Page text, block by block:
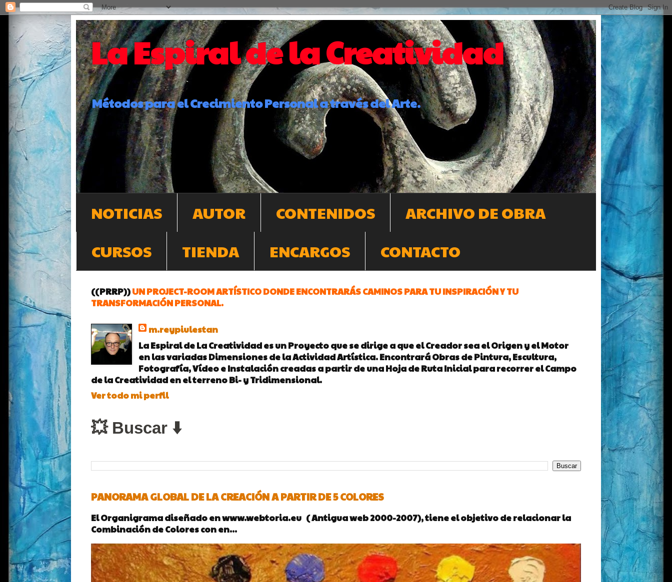
La Espiral de la Creatividad
Métodos para el Crecimiento Personal a través del Arte.
NOTICIAS AUTOR CONTENIDOS
ARCHIVO DE OBRA
CURSOS
TIENDA ENCARGOS CONTACTO
((PRRP))UN PROJECT-ROOM ARTÍSTICO DONDE ENCONTRARÁS CAMINOS PARA TU INSPIRACIÓN Y TU
TRANSFORMACIÓN PERSONAL.
m.reypiulestan
La Espiral de La Creatividad es un Proyecto que se dirige a que el Creador sea el Origen y el Motor
en las variadas Dimensiones de la Actividad Artística. Encontrará Obras de Pintura, Escultura,
Fotografía, Vídeo e Instalación creadas a partir de una Hoja de Ruta Inicial para recorrer el Campo
de la Creatividad en el terreno Bi- y Tridimensional.
Ver todo mi perfil
💥 Buscar ⬇️
PANORAMA GLOBAL DE LA CREACIÓN A PARTIR DE 5 COLORES
El Organigrama diseñado en www.webtoria.eu ( Antigua web 2000-2007), tiene el objetivo de relacionar la
Combinación de Colores con en...